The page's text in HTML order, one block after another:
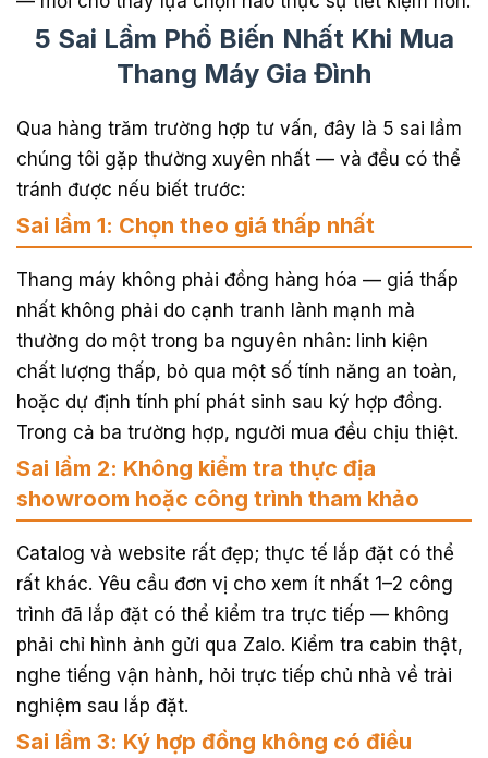
5 Sai Lầm Phổ Biến Nhất Khi Mua
Thang Máy Gia Đình
Qua hàng trăm trường hợp tư vấn, đây là 5 sai lầm
chúng tôi gặp thường xuyên nhất — và đều có thể
tránh được nếu biết trước:
Sai lầm 1: Chọn theo giá thấp nhất
Thang máy không phải đồng hàng hóa — giá thấp
nhất không phải do cạnh tranh lành mạnh mà
thường do một trong ba nguyên nhân: linh kiện
chất lượng thấp, bỏ qua một số tính năng an toàn,
hoặc dự định tính phí phát sinh sau ký hợp đồng.
Trong cả ba trường hợp, người mua đều chịu thiệt.
Sai lầm 2: Không kiểm tra thực địa
showroom hoặc công trình tham khảo
Catalog và website rất đẹp; thực tế lắp đặt có thể
rất khác. Yêu cầu đơn vị cho xem ít nhất 1–2 công
trình đã lắp đặt có thể kiểm tra trực tiếp — không
phải chỉ hình ảnh gửi qua Zalo. Kiểm tra cabin thật,
nghe tiếng vận hành, hỏi trực tiếp chủ nhà về trải
nghiệm sau lắp đặt.
Sai lầm 3: Ký hợp đồng không có điều